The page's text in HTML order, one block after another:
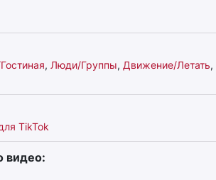
, Люди/Группы, Движение/Летать,
TikTok
видео: